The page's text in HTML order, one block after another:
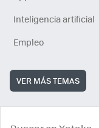
Inteligencia artificial
Empleo
VER MÁS TEMAS